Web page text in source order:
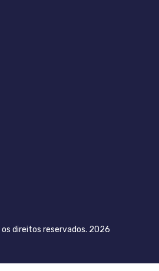
direitos reservados. 2026